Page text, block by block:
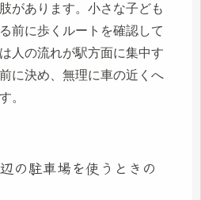
があります。小さな子ども
前に歩くルートを確認して
人の流れが駅方面に集中す
に決め、無理に車の近くへ
。
の駐車場を使うときの